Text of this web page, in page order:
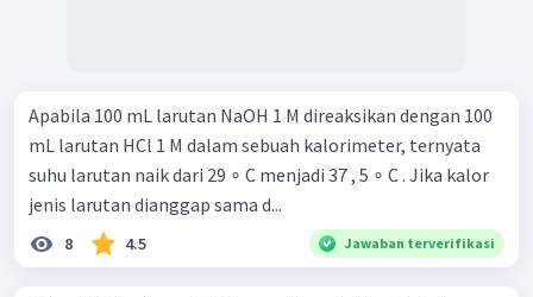
Apabila 100 mL larutan NaOH 1 M direaksikan dengan 100
mL larutan HCl 1 M dalam sebuah kalorimeter, ternyata
suhu larutan naik dari 29 ∘ C menjadi 37 , 5 ∘ C . Jika kalor
jenis larutan dianggap sama d...
8 4.5 Jawaban terverifikasi